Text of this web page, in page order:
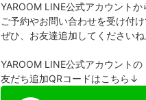
YAROOM LINE公式アカウントか
ご予約やお問い合わせを受け付け
ぜひ、お友達追加してくださいね
YAROOM LINE公式アカウントの
友だち追加QRコードはこちら↓